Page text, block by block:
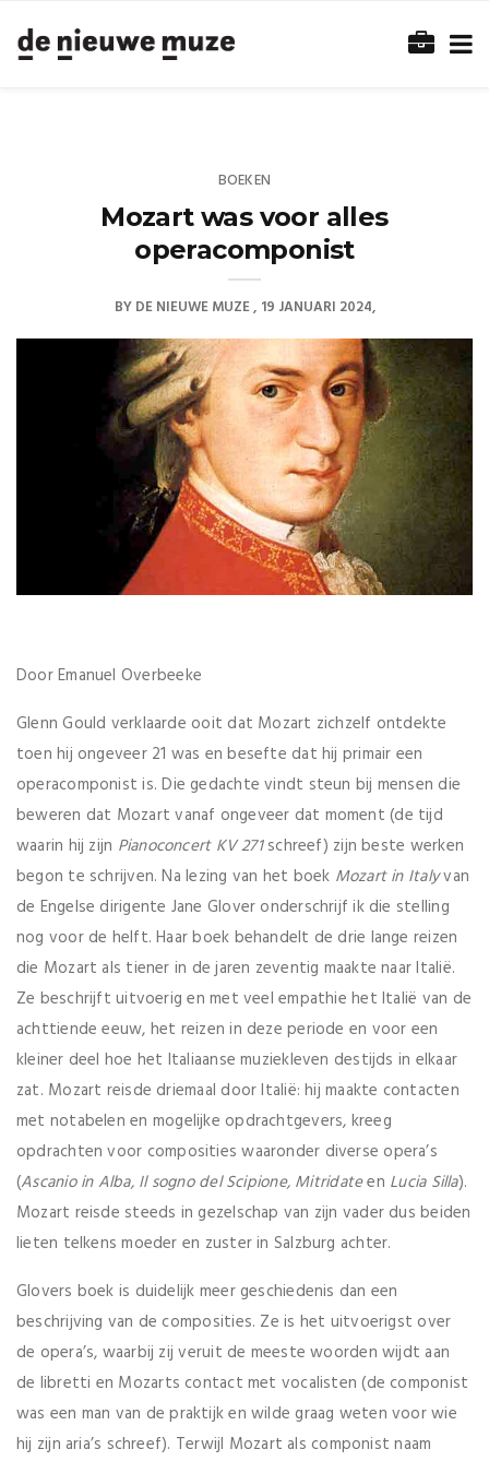
BOEKEN
Mozart was voor alles
operacomponist
BYDE NIEUWE MUZE 19 JANUARI 2024
Door Emanuel Overbeeke
Glenn Gould verklaarde ooit dat Mozart zichzelf ontdekte
toen hij ongeveer 21 was en besefte dat hij primair een
operacomponist is. Die gedachte vindt steun bij mensen die
beweren dat Mozart vanaf ongeveer dat moment (de tijd
waarin hij zijn Pianoconcert KV 271schreef) zijn beste werken
begon te schrijven. Na lezing van het boek Mozart in Italyvan
de Engelse dirigente Jane Glover onderschrijf ik die stelling
nog voor de helft. Haar boek behandelt de drie lange reizen
die Mozart als tiener in de jaren zeventig maakte naar Italië.
Ze beschrijft uitvoerig en met veel empathie het Italië van de
achttiende eeuw, het reizen in deze periode en voor een
kleiner deel hoe het Italiaanse muziekleven destijds in elkaar
zat. Mozart reisde driemaal door Italië: hij maakte contacten
met notabelen en mogelijke opdrachtgevers, kreeg
opdrachten voor composities waaronder diverse opera’s
(Ascanio in Alba, Il sogno del Scipione, Mitridateen Lucia Silla).
Mozart reisde steeds in gezelschap van zijn vader dus beiden
lieten telkens moeder en zuster in Salzburg achter.
Glovers boek is duidelijk meer geschiedenis dan een
beschrijving van de composities. Ze is het uitvoerigst over
de opera’s, waarbij zij veruit de meeste woorden wijdt aan
de libretti en Mozarts contact met vocalisten (de componist
was een man van de praktijk en wilde graag weten voor wie
hij zijn aria’s schreef). Terwijl Mozart als componist naam